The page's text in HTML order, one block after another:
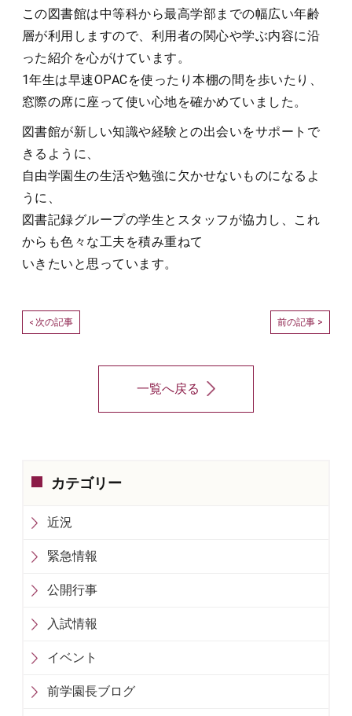
この図書館は中等科から最高学部までの幅広い年齢
層が利用しますので、利用者の関心や学ぶ内容に沿
った紹介を心がけています。
1年生は早速OPACを使ったり本棚の間を歩いたり、
窓際の席に座って使い心地を確かめていました。
図書館が新しい知識や経験との出会いをサポートで
きるように、
自由学園生の生活や勉強に欠かせないものになるよ
うに、
図書記録グループの学生とスタッフが協力し、これ
からも色々な工夫を積み重ねて
いきたいと思っています。
< 次の記事 前の記事 >
一覧へ戻る
カテゴリー
近況
緊急情報
公開行事
入試情報
イベント
前学園長ブログ